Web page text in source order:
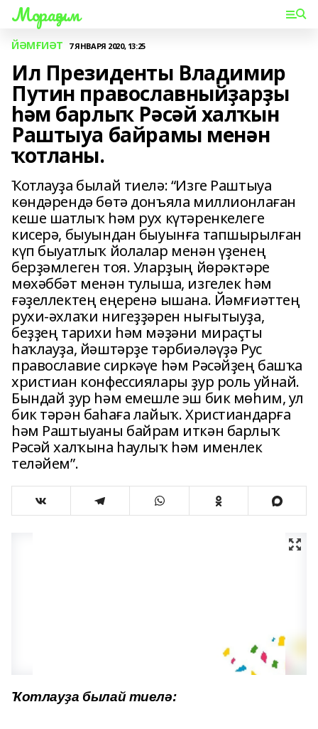
Мораҙым
ЙӘМҒИӘТ 7 ЯНВАРЯ 2020, 13:25
Ил Президенты Владимир
Путин православныйҙарҙы
һәм барлыҡ Рәсәй халҡын
Раштыуа байрамы менән
ҡотланы.
Ҡотлауҙа былай тиелә: “Изге Раштыуа
көндәрендә бөтә донъяла миллионлаған
кеше шатлыҡ һәм рух күтәренкелеге
кисерә, быуындан быуынға тапшырылған
күп быуатлыҡ йолалар менән үҙенең
берҙәмлеген тоя. Уларҙың йөрәктәре
мөхәббәт менән тулыша, изгелек һәм
ғәҙеллектең еңеренә ышана. Йәмғиәттең
рухи-әхлаҡи нигеҙҙәрен нығытыуҙа,
беҙҙең тарихи һәм мәҙәни мираҫты
һаҡлауҙа, йәштәрҙе тәрбиәләүҙә Рус
православие сиркәүе һәм Рәсәйҙең башҡа
христиан конфессиялары ҙур роль уйнай.
Бындай ҙур һәм емешле эш бик мөһим, ул
бик тәрән баһаға лайыҡ. Христиандарға
һәм Раштыуаны байрам иткән барлыҡ
Рәсәй халҡына һаулыҡ һәм именлек
теләйем”.
Ҡотлауҙа былай тиелә: